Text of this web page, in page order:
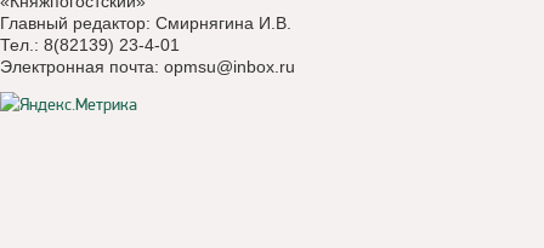
Главный редактор: Смирнягина И.В.
Тел.: 8(82139) 23-4-01
Электронная почта: opmsu@inbox.ru